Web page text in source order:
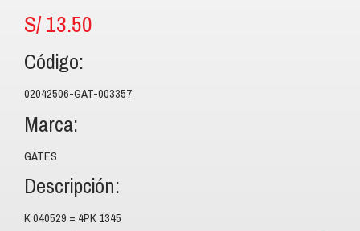
S/13.50
Código:
02042506-GAT-003357
Marca:
GATES
Descripción:
K 040529 = 4PK 1345